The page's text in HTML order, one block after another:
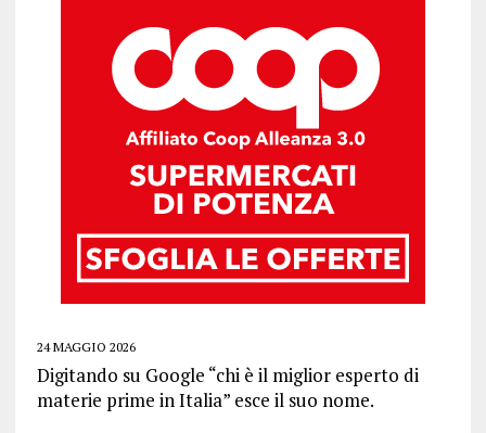
24 MAGGIO 2026
Digitando su Google “chi è il miglior esperto di
materie prime in Italia” esce il suo nome.